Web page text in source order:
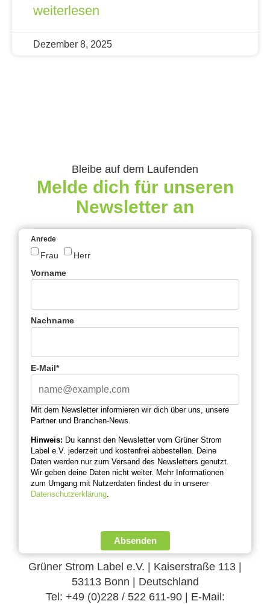
weiterlesen
Dezember 8, 2025
Bleibe auf dem Laufenden
Melde dich für unseren
Newsletter an
Anrede
Frau
Herr
Vorname
Nachname
E-Mail*
Mit dem Newsletter informieren wir dich über uns, unsere
Partner und Branchen-News.
Hinweis: Du kannst den Newsletter vom Grüner Strom
Label e.V. jederzeit und kostenfrei abbestellen. Deine
Daten werden nur zum Versand des Newsletters genutzt.
Wir geben deine Daten nicht weiter. Mehr Informationen
zum Umgang mit Nutzerdaten findest du in unserer
Datenschutzerklärung.
Absenden
Grüner Strom Label e.V. | Kaiserstraße 113 |
53113 Bonn | Deutschland
Tel: +49 (0)228 / 522 611-90 | E-Mail: